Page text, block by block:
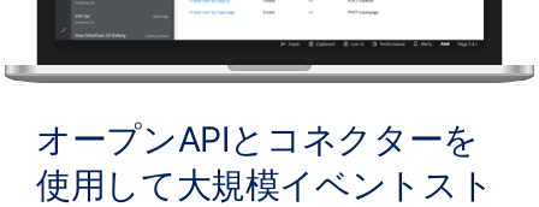
オープンAPIとコネクターを
使用して大規模イベントスト